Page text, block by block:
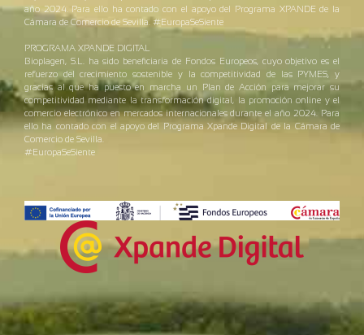
año 2024. Para ello ha contado con el apoyo del Programa XPANDE de la
Cámara de Comercio de Sevilla. #EuropaSeSiente
PROGRAMA XPANDE DIGITAL
Bioplagen, S.L. ha sido beneficiaria de Fondos Europeos, cuyo objetivo es el
refuerzo del crecimiento sostenible y la competitividad de las PYMES, y
gracias al que ha puesto en marcha un Plan de Acción para mejorar su
competitividad mediante la transformación digital, la promoción online y el
comercio electrónico en mercados internacionales durante el año 2024. Para
ello ha contado con el apoyo del Programa Xpande Digital de la Cámara de
Comercio de Sevilla.
#EuropaSeSiente